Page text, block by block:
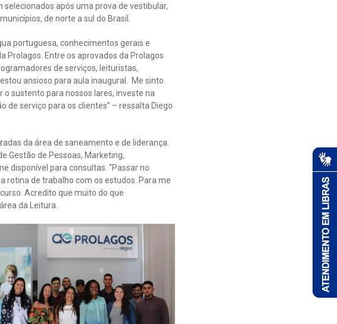
após uma prova de vestibular,
de norte a sul do Brasil.
portuguesa, conhecimentos gerais e
Prolagos. Entre os aprovados da Prolagos
de serviços, leituristas,
ansioso para aula inaugural. Me sinto
sustento para nossos lares, investe na
serviço para os clientes” – ressalta Diego
da área de saneamento e de liderança.
Gestão de Pessoas, Marketing,
disponível para consultas. “Passar no
rotina de trabalho com os estudos. Para me
Acredito que muito do que
da Leitura.